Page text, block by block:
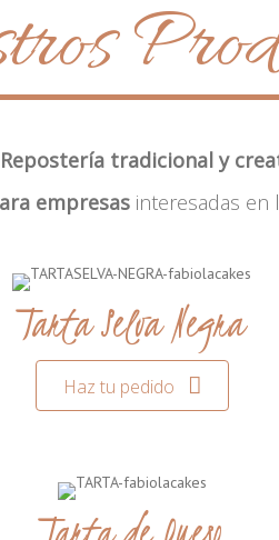
Repostería tradicional y
empresas interesadas
Tarta Selva Negra
Haz tu pedido